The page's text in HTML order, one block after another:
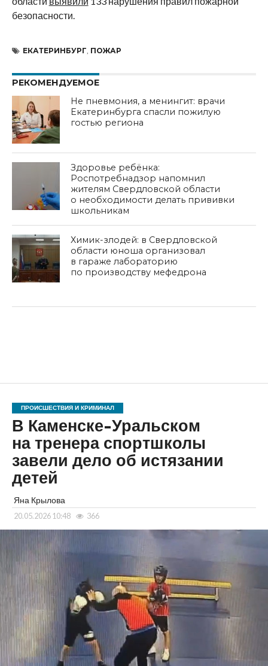
безопасности.
ЕКАТЕРИНБУРГ ПОЖАР
РЕКОМЕНДУЕМОЕ
Не пневмония, а менингит: врачи
Екатеринбурга спасли пожилую
гостью региона
Здоровье ребёнка:
Роспотребнадзор напомнил
жителям Свердловской области
о необходимости делать прививки
школьникам
Химик-злодей: в Свердловской
области юноша организовал
в гараже лабораторию
по производству мефедрона
ПРОИСШЕСТВИЯ И КРИМИНАЛ
В Каменске-Уральском
на тренера спортшколы
завели дело об истязании
детей
Яна Крылова
20.05.2026 10:48 366